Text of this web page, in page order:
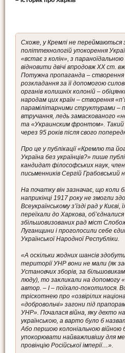
Схоже, у Кремлі не переймаються
політтехнологій упокорення
«встає з колін», з
відновити двічі впродовж ХХ ст.
Потужна пропаганда –
розкладання за її допомогою
органів колишніх колоній –
народам цих країн – створення
парамілітарними структурами –
втручання, ледь замаскованого
та «Украинским фронтом».
через 95 років після свого
Про це у публікації «Кремлю та
Україна без українців?» пише
кандидат філософських наук, член
письменників Сергій Грабовський
На початку він зазначає, що коли
наприкінці 1917 року не змогли
Всеукраїнському з’їзді рад у
переїхали до Харкова,
збільшовизованих рад міст
Луганщини і проголосили себе
Української Народної Республіки.
«А оскільки жодних шансів
території УНР вони не мали (як
Установчих зборів, за
люду), то закликали на
автор. – І – поїхало-покотилося.
тріскотнею про «озвірілих
«добровольчі» загони під
УНР». Почалася війна, яку дехто
українською, а варто було б
Або першою колоніальною війною
упокорювати найважливішу для
провінцію Російської імперії…».